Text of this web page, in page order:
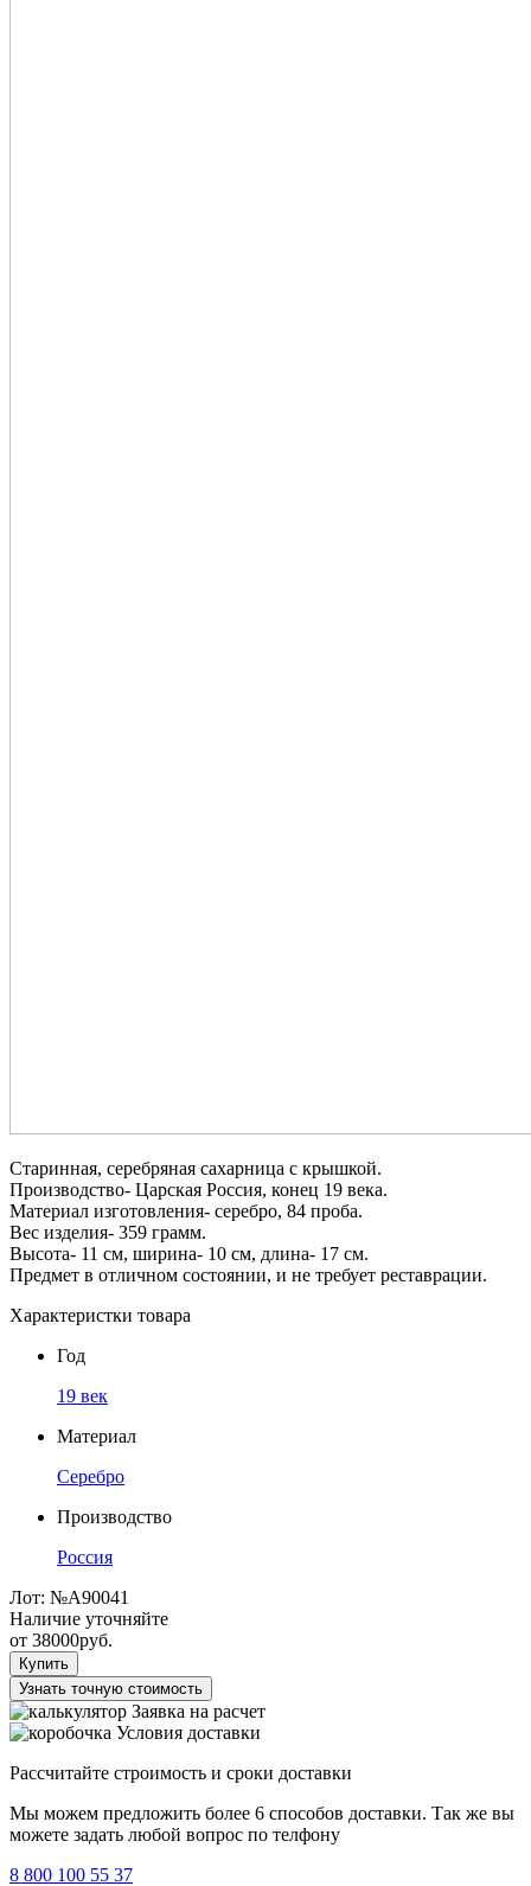
Старинная, серебряная сахарница с крышкой.
Производство- Царская Россия, конец 19 века.
Материал изготовления- серебро, 84 проба.
Вес изделия- 359 грамм.
Высота- 11 см, ширина- 10 см, длина- 17 см.
Предмет в отличном состоянии, и не требует реставрации.
Характеристки товара
Год
19 век
Материал
Серебро
Производство
Россия
Лот: №А90041
Наличие уточняйте
от 38000руб.
Купить
Узнать точную стоимость
Заявка на расчет
Условия доставки
Рассчитайте строимость и сроки доставки
Мы можем предложить более 6 способов доставки. Так же вы
можете задать любой вопрос по телфону
8 800 100 55 37